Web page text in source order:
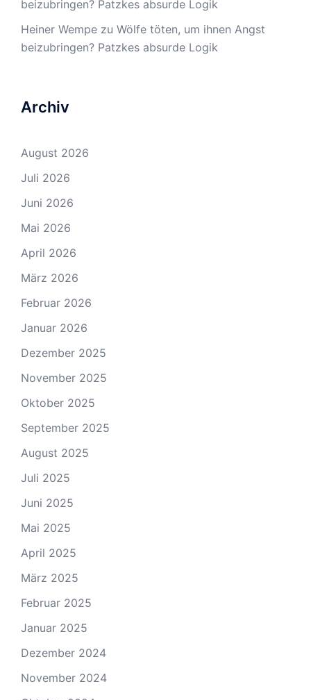
beizubringen? Patzkes absurde Logik
Heiner Wempe zu Wölfe töten, um ihnen Angst
beizubringen? Patzkes absurde Logik
Archiv
August 2026
Juli 2026
Juni 2026
Mai 2026
April 2026
März 2026
Februar 2026
Januar 2026
Dezember 2025
November 2025
Oktober 2025
September 2025
August 2025
Juli 2025
Juni 2025
Mai 2025
April 2025
März 2025
Februar 2025
Januar 2025
Dezember 2024
November 2024